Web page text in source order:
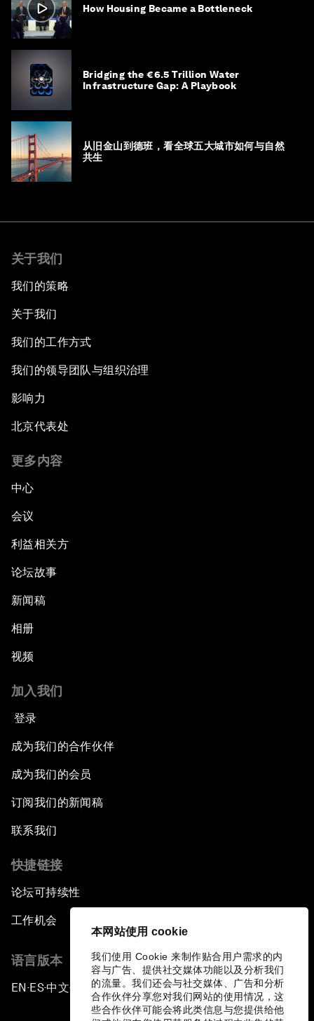
本网站使用 cookie
我们使用 Cookie 来制作贴合用户需求的内
容与广告、提供社交媒体功能以及分析我们
的流量。我们还会与社交媒体、广告和分析
合作伙伴分享您对我们网站的使用情况，这
些合作伙伴可能会将此类信息与您提供给他
How Housing Became a Bottleneck
Bridging the €6.5 Trillion Water
Infrastructure Gap: A Playbook
从旧金山到德班，看全球五大城市如何与自然
共生
关于我们
我们的策略
关于我们
我们的工作方式
我们的领导团队与组织治理
影响力
北京代表处
更多内容
中心
会议
利益相关方
论坛故事
新闻稿
相册
视频
加入我们
登录
成为我们的合作伙伴
成为我们的会员
订阅我们的新闻稿
联系我们
快捷链接
论坛可持续性
工作机会
语言版本
EN ▪ ES▪中文▪ 日本語